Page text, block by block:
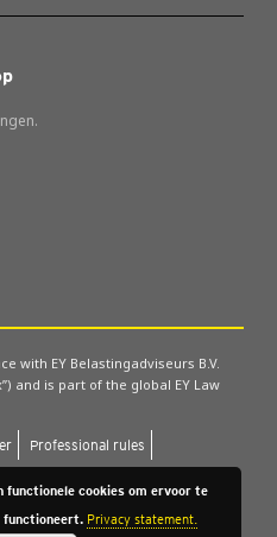
with EY Belastingadviseurs B.V.
and is part of the global EY Law
Pro­fes­si­o­nal rules
functionele cookies om ervoor te
functioneert. Privacy statement.